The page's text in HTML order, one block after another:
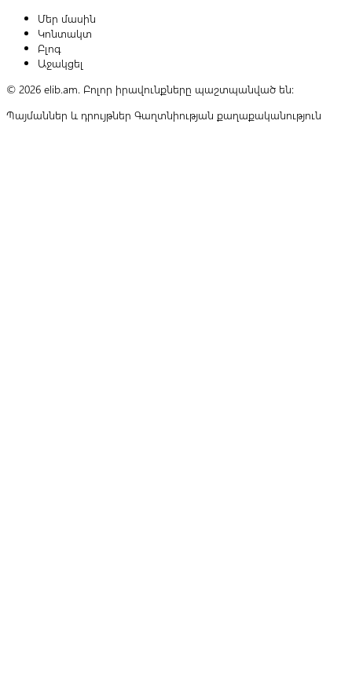
Մեր մասին
Կոնտակտ
Բլոգ
Աջակցել
© 2026 elib.am. Բոլոր իրավունքները պաշտպանված են:
Պայմաններ և դրույթներ Գաղտնիության քաղաքականություն